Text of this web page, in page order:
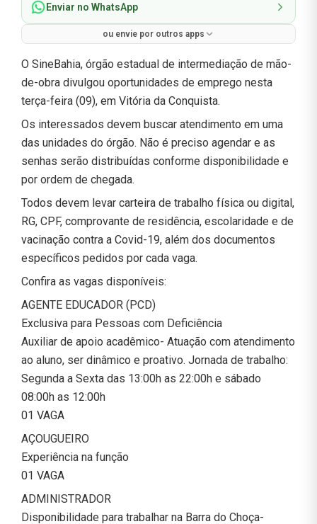
Enviar no WhatsApp
ou envie por outros apps
O SineBahia, órgão estadual de intermediação de mão-
de-obra divulgou oportunidades de emprego nesta
terça-feira (09), em Vitória da Conquista.
Os interessados devem buscar atendimento em uma
das unidades do órgão. Não é preciso agendar e as
senhas serão distribuídas conforme disponibilidade e
por ordem de chegada.
Todos devem levar carteira de trabalho física ou digital,
RG, CPF, comprovante de residência, escolaridade e de
vacinação contra a Covid-19, além dos documentos
específicos pedidos por cada vaga.
Confira as vagas disponíveis:
AGENTE EDUCADOR (PCD)
Exclusiva para Pessoas com Deficiência
Auxiliar de apoio acadêmico- Atuação com atendimento
ao aluno, ser dinâmico e proativo. Jornada de trabalho:
Segunda a Sexta das 13:00h as 22:00h e sábado
08:00h as 12:00h
01 VAGA
AÇOUGUEIRO
Experiência na função
01 VAGA
ADMINISTRADOR
Disponibilidade para trabalhar na Barra do Choça-